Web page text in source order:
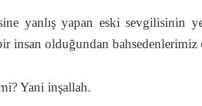
yanlış yapan eski sevgilisinin
insan olduğundan
Yani inşallah.